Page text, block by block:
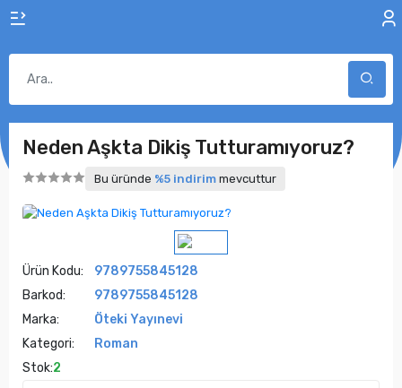
Neden Aşkta Dikiş Tutturamıyoruz?
Bu üründe %5 indirim mevcuttur
Ürün Kodu:
9789755845128
Barkod:
9789755845128
Marka:
Öteki Yayınevi
Kategori:
Roman
Stok:2